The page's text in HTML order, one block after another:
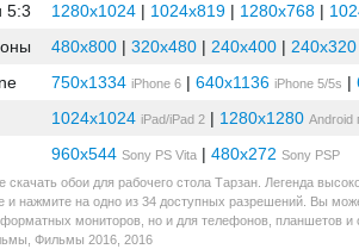
5:3
1280x1024 | 1024x819 | 1280x768 |
480x800 | 320x480 | 240x400 | 240x320
750x1334 iPhone 6 | 640x1136 iPhone 5/5s |
1024x1024 iPad/iPad 2 | 1280x1280 Android
960x544 Sony PS Vita | 480x272 Sony PSP
обои для рабочего стола Тарзан. Легенда
и нажмите на одно из 34 доступных разрешений. Вы
мониторов, но и для телефонов, планшетов и
Фильмы 2016 2016